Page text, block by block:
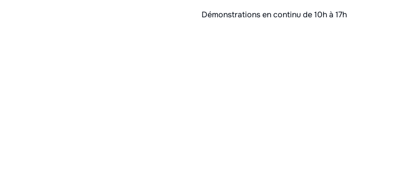
Démonstrations en continu de 10h à 17h